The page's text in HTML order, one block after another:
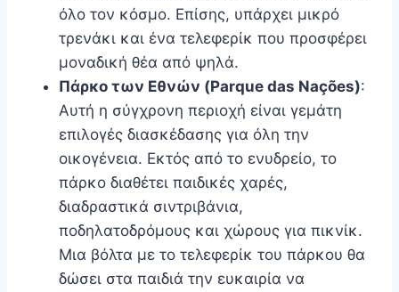
όλο τον κόσμο. Επίσης, υπάρχει μικρό
τρενάκι και ένα τελεφερίκ που προσφέρει
μοναδική θέα από ψηλά.
Πάρκο των Εθνών (Parque das Nações):
Αυτή η σύγχρονη περιοχή είναι γεμάτη
επιλογές διασκέδασης για όλη την
οικογένεια. Εκτός από το ενυδρείο, το
πάρκο διαθέτει παιδικές χαρές,
διαδραστικά σιντριβάνια,
ποδηλατοδρόμους και χώρους για πικνίκ.
Μια βόλτα με το τελεφερίκ του πάρκου θα
δώσει στα παιδιά την ευκαιρία να